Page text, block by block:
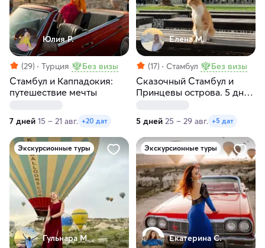
Юлия Р.
(29) Турция Без визы
Стамбул и Каппадокия:
путешествие мечты
7 дней 15 – 21 авг. +20 дат
Елена М.
(17) Стамбул Без визы
Сказочный Стамбул и
Принцевы острова. 5 дней
5 дней 25 – 29 авг. +5 дат
Экскурсионные туры
Гульнара М.
Экскурсионные туры
Екатерина С.